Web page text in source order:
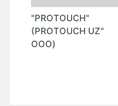
"PROTOUCH"
(PROTOUCH UZ"
ООО)